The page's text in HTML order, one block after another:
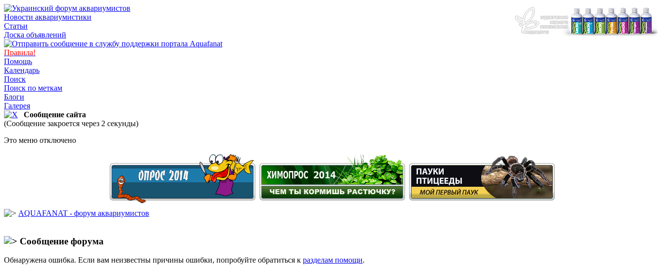
Новости аквариумистики
Статьи
Доска объявлений
Правила!
Помощь
Календарь
Поиск
Поиск по меткам
Блоги
Галерея
Сообщение сайта
(Сообщение закроется через 2 секунды)
Это меню отключено
AQUAFANAT - форум аквариумистов
Сообщение форума
Обнаружена ошибка. Если вам неизвестны причины ошибки, попробуйте обратиться к разделам помощи.